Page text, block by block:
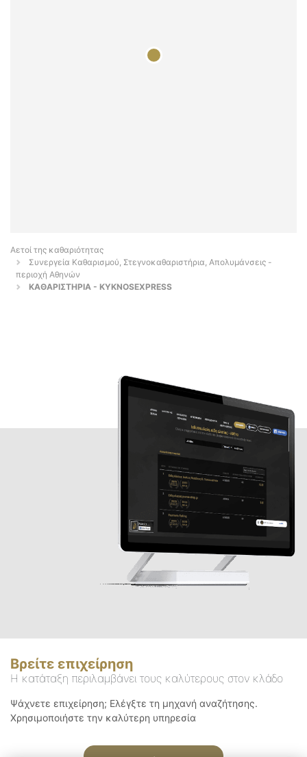
Αετοί της καθαριότητας
Συνεργεία Καθαρισμού, Στεγνοκαθαριστήρια, Απολυμάνσεις -
περιοχή Αθηνών
ΚΑΘΑΡΙΣΤΗΡΙΑ - KYKNOSEXPRESS
Βρείτε επιχείρηση
Η κατάταξη περιλαμβάνει τους καλύτερους στον κλάδο
Ψάχνετε επιχείρηση; Ελέγξτε τη μηχανή αναζήτησης.
Χρησιμοποιήστε την καλύτερη υπηρεσία